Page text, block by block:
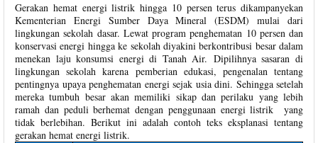
Gerakan hemat energi listrik hingga 10 persen terus dikampanyekan
Kementerian Energi Sumber Daya Mineral (ESDM) mulai dari
lingkungan sekolah dasar. Lewat program penghematan 10 persen dan
konservasi energi hingga ke sekolah diyakini berkontribusi besar dalam
menekan laju konsumsi energi di Tanah Air. Dipilihnya sasaran di
lingkungan sekolah karena pemberian edukasi, pengenalan tentang
pentingnya upaya penghematan energi sejak usia dini. Sehingga setelah
mereka tumbuh besar akan memiliki sikap dan perilaku yang lebih
ramah dan peduli berhemat dengan penggunaan energi listrik yang
tidak berlebihan. Berikut ini adalah contoh teks eksplanasi tentang
gerakan hemat energi listrik.